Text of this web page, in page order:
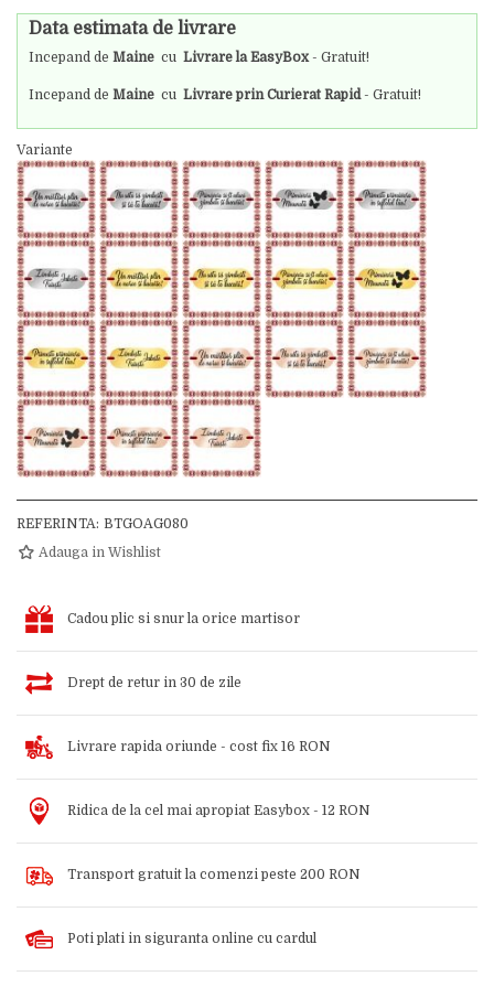
Data estimata de livrare
Incepand de Maine cu Livrare la EasyBox - Gratuit!
Incepand de Maine cu Livrare prin Curierat Rapid - Gratuit!
Variante
REFERINTA: BTGOAG080
Adauga in Wishlist
Cadou plic si snur la orice martisor
Drept de retur in 30 de zile
Livrare rapida oriunde - cost fix 16 RON
Ridica de la cel mai apropiat Easybox - 12 RON
Transport gratuit la comenzi peste 200 RON
Poti plati in siguranta online cu cardul